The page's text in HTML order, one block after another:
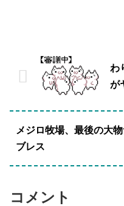
わ
が
メジロ牧場、最後の大
ブレス
コメント